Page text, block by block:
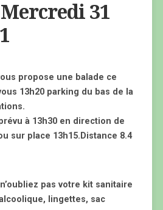
31
propose une balade ce
13h20 parking du bas de la
à 13h30 en direction de
sur place 13h15.Distance 8.4
pas votre kit sanitaire
lingettes, sac